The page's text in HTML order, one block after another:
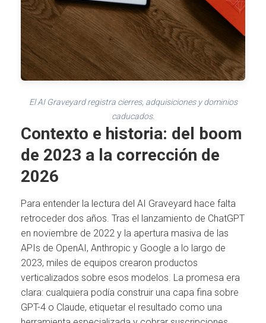
El AI Graveyard registra cierres, adquisiciones y dominios
caducados.
Contexto e historia: del boom
de 2023 a la corrección de
2026
Para entender la lectura del AI Graveyard hace falta
retroceder dos años. Tras el lanzamiento de ChatGPT
en noviembre de 2022 y la apertura masiva de las
APIs de OpenAI, Anthropic y Google a lo largo de
2023, miles de equipos crearon productos
verticalizados sobre esos modelos. La promesa era
clara: cualquiera podía construir una capa fina sobre
GPT-4 o Claude, etiquetar el resultado como una